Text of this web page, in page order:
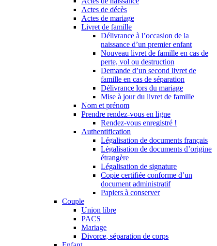
Actes de décès
Actes de mariage
Livret de famille
Délivrance à l’occasion de la
naissance d’un premier enfant
Nouveau livret de famille en cas de
perte, vol ou destruction
Demande d’un second livret de
famille en cas de séparation
Délivrance lors du mariage
Mise à jour du livret de famille
Nom et prénom
Prendre rendez-vous en ligne
Rendez-vous enregistré !
Authentification
Légalisation de documents français
Légalisation de documents d’origine
étrangère
Légalisation de signature
Copie certifiée conforme d’un
document administratif
Papiers à conserver
Couple
Union libre
PACS
Mariage
Divorce, séparation de corps